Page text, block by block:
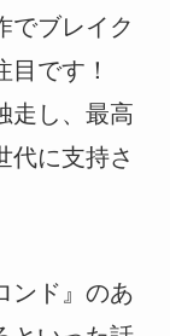
でブレイク
です！
走し、最高
代に支持さ
ンド』のあ